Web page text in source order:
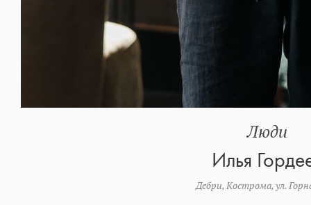
Люди
Илья
Дебри, Кострома, ул.